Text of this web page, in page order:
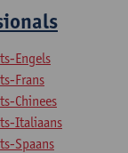
Engels
Frans
Chinees
Italiaans
Spaans